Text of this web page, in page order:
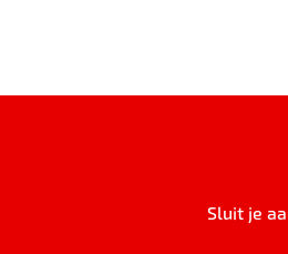
Sluit je